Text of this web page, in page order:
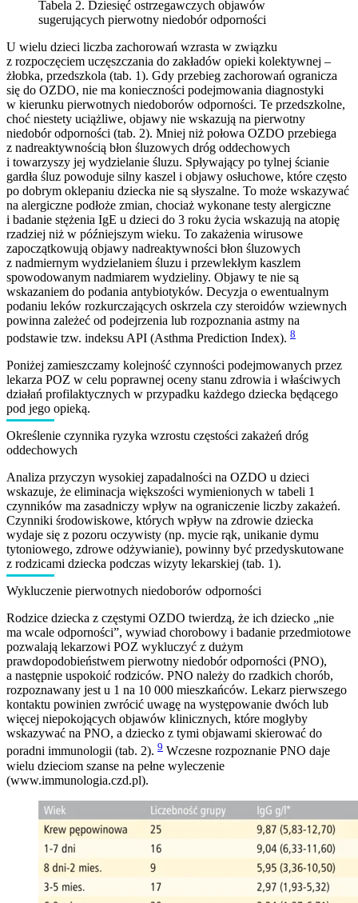
Tabela 2. Dziesięć ostrzegawczych objawów
sugerujących pierwotny niedobór odporności
U wielu dzieci liczba zachorowań wzrasta w związku
z rozpoczęciem uczęszczania do zakładów opieki kolektywnej –
żłobka, przedszkola (tab. 1). Gdy przebieg zachorowań ogranicza
się do OZDO, nie ma konieczności podejmowania diagnostyki
w kierunku pierwotnych niedoborów odporności. Te przedszkolne,
choć niestety uciążliwe, objawy nie wskazują na pierwotny
niedobór odporności (tab. 2). Mniej niż połowa OZDO przebiega
z nadreaktywnością błon śluzowych dróg oddechowych
i towarzyszy jej wydzielanie śluzu. Spływający po tylnej ścianie
gardła śluz powoduje silny kaszel i objawy osłuchowe, które często
po dobrym oklepaniu dziecka nie są słyszalne. To może wskazywać
na alergiczne podłoże zmian, chociaż wykonane testy alergiczne
i badanie stężenia IgE u dzieci do 3 roku życia wskazują na atopię
rzadziej niż w późniejszym wieku. To zakażenia wirusowe
zapoczątkowują objawy nadreaktywności błon śluzowych
z nadmiernym wydzielaniem śluzu i przewlekłym kaszlem
spowodowanym nadmiarem wydzieliny. Objawy te nie są
wskazaniem do podania antybiotyków. Decyzja o ewentualnym
podaniu leków rozkurczających oskrzela czy steroidów wziewnych
powinna zależeć od podejrzenia lub rozpoznania astmy na
podstawie tzw. indeksu API (Asthma Prediction Index). 8
Poniżej zamieszczamy kolejność czynności podejmowanych przez
lekarza POZ w celu poprawnej oceny stanu zdrowia i właściwych
działań profilaktycznych w przypadku każdego dziecka będącego
pod jego opieką.
Określenie czynnika ryzyka wzrostu częstości zakażeń dróg
oddechowych
Analiza przyczyn wysokiej zapadalności na OZDO u dzieci
wskazuje, że eliminacja większości wymienionych w tabeli 1
czynników ma zasadniczy wpływ na ograniczenie liczby zakażeń.
Czynniki środowiskowe, których wpływ na zdrowie dziecka
wydaje się z pozoru oczywisty (np. mycie rąk, unikanie dymu
tytoniowego, zdrowe odżywianie), powinny być przedyskutowane
z rodzicami dziecka podczas wizyty lekarskiej (tab. 1).
Wykluczenie pierwotnych niedoborów odporności
Rodzice dziecka z częstymi OZDO twierdzą, że ich dziecko „nie
ma wcale odporności”, wywiad chorobowy i badanie przedmiotowe
pozwalają lekarzowi POZ wykluczyć z dużym
prawdopodobieństwem pierwotny niedobór odporności (PNO),
a następnie uspokoić rodziców. PNO należy do rzadkich chorób,
rozpoznawany jest u 1 na 10 000 mieszkańców. Lekarz pierwszego
kontaktu powinien zwrócić uwagę na występowanie dwóch lub
więcej niepokojących objawów klinicznych, które mogłyby
wskazywać na PNO, a dziecko z tymi objawami skierować do
poradni immunologii (tab. 2). 9 Wczesne rozpoznanie PNO daje
wielu dzieciom szanse na pełne wyleczenie
(www.immunologia.czd.pl).